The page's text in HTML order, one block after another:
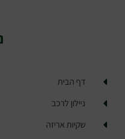
דף הבית
ניילון לרכב
שקיות אריזה